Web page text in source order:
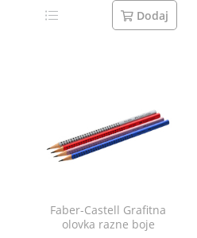
Dodaj
Faber-Castell Grafitna
olovka razne boje